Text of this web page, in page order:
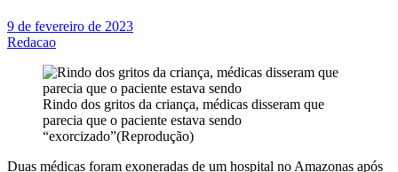
9 de fevereiro de 2023
Redacao
Rindo dos gritos da criança, médicas disseram que
parecia que o paciente estava sendo
“exorcizado”(Reprodução)
Duas médicas foram exoneradas de um hospital no Amazonas após